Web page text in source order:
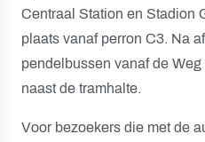
Centraal Station en Stadion
plaats vanaf perron C3. Na
pendelbussen vanaf de
naast de tramhalte.
Voor bezoekers die met de